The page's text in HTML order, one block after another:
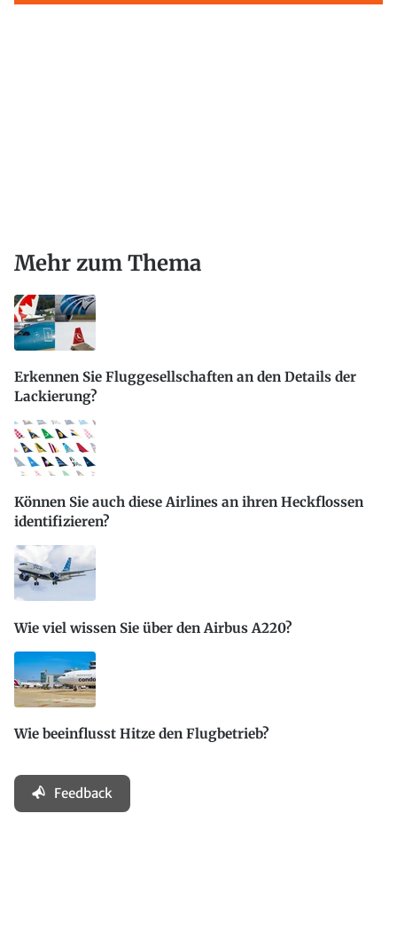
Mehr zum Thema
Erkennen Sie Fluggesellschaften an den Details der
Lackierung?
Können Sie auch diese Airlines an ihren Heckflossen
identifizieren?
Wie viel wissen Sie über den Airbus A220?
Wie beeinflusst Hitze den Flugbetrieb?
Feedback